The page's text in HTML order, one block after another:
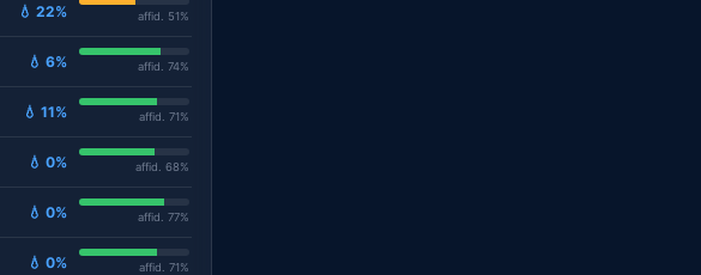
💧 22% affid. 51%
💧 6% affid. 74%
💧 11% affid. 71%
💧 0% affid. 68%
💧 0% affid. 77%
💧 0% affid. 71%